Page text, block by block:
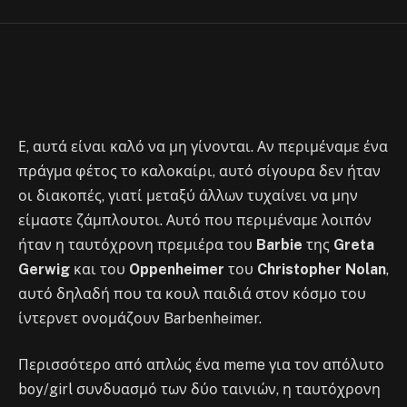
Ε, αυτά είναι καλό να μη γίνονται. Αν περιμέναμε ένα
πράγμα φέτος το καλοκαίρι, αυτό σίγουρα δεν ήταν
οι διακοπές, γιατί μεταξύ άλλων τυχαίνει να μην
είμαστε ζάμπλουτοι. Αυτό που περιμέναμε λοιπόν
ήταν η ταυτόχρονη πρεμιέρα του Barbie της Greta
Gerwig και του Oppenheimer του Christopher Nolan,
αυτό δηλαδή που τα κουλ παιδιά στον κόσμο του
ίντερνετ ονομάζουν Barbenheimer.
Περισσότερο από απλώς ένα meme για τον απόλυτο
boy/girl συνδυασμό των δύο ταινιών, η ταυτόχρονη